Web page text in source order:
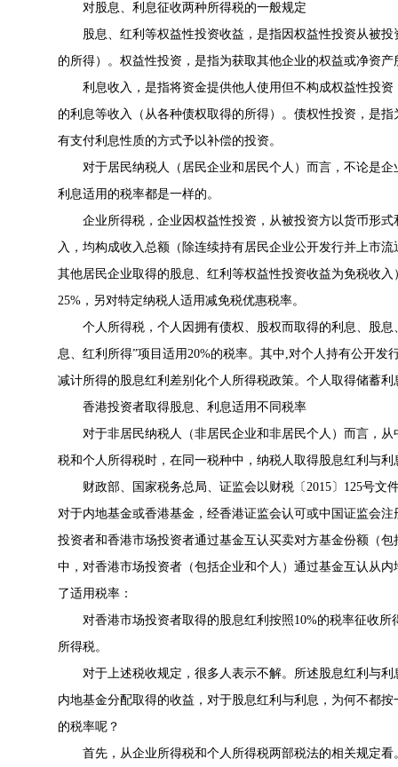
对股息、利息征收两种所得税的一般规定
股息、红利等权益性投资收益，是指因权益性投资从被
的所得）。权益性投资，是指为获取其他企业的权益或净资
利息收入，是指将资金提供他人使用但不构成权益性投
的利息等收入（从各种债权取得的所得）。债权性投资，是
有支付利息性质的方式予以补偿的投资。
对于居民纳税人（居民企业和居民个人）而言，不论是
利息适用的税率都是一样的。
企业所得税，企业因权益性投资，从被投资方以货币形
入，均构成收入总额（除连续持有居民企业公开发行并上市
其他居民企业取得的股息、红利等权益性投资收益为免税收
25%，另对特定纳税人适用减免税优惠税率。
个人所得税，个人因拥有债权、股权而取得的利息、股
息、红利所得”项目适用20%的税率。其中,对个人持有公开
减计所得的股息红利差别化个人所得税政策。个人取得储蓄利
香港投资者取得股息、利息适用不同税率
对于非居民纳税人（非居民企业和非居民个人）而言，
税和个人所得税时，在同一税种中，纳税人取得股息红利与
财政部、国家税务总局、证监会以财税〔2015〕125号
对于内地基金或香港基金，经香港证监会认可或中国证监会
投资者和香港市场投资者通过基金互认买卖对方基金份额（
中，对香港市场投资者（包括企业和个人）通过基金互认从
了适用税率：
对香港市场投资者取得的股息红利按照10%的税率征收
所得税。
对于上述税收规定，很多人表示不解。所述股息红利与
内地基金分配取得的收益，对于股息红利与利息，为何不都
的税率呢？
首先，从企业所得税和个人所得税两部税法的相关规定